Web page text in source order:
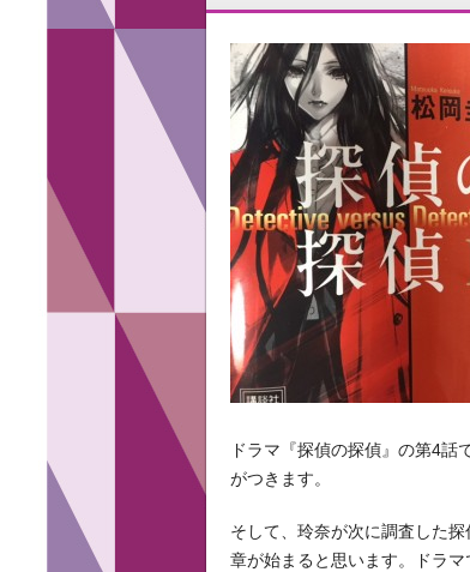
ドラマ『探偵の探偵』の第4
がつきます。
そして、玲奈が次に調査した
章が始まると思います。ドラマ